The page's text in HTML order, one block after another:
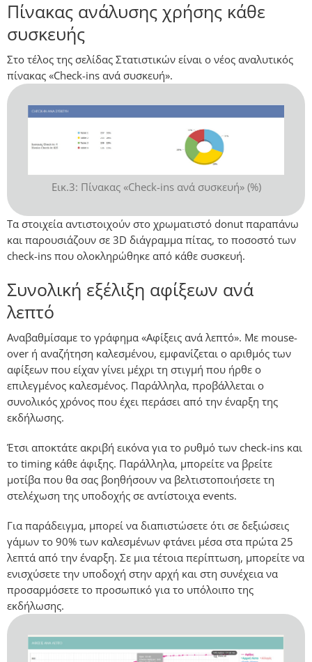
Πίνακας ανάλυσης χρήσης κάθε
συσκευής
Στο τέλος της σελίδας Στατιστικών είναι ο νέος αναλυτικός
πίνακας «Check-ins ανά συσκευή».
Εικ.3: Πίνακας «Check-ins ανά συσκευή» (%)
Τα στοιχεία αντιστοιχούν στο χρωματιστό donut παραπάνω
και παρουσιάζουν σε 3D διάγραμμα πίτας, το ποσοστό των
check-ins που ολοκληρώθηκε από κάθε συσκευή.
Συνολική εξέλιξη αφίξεων ανά
λεπτό
Αναβαθμίσαμε το γράφημα «Αφίξεις ανά λεπτό». Με mouse-
over ή αναζήτηση καλεσμένου, εμφανίζεται ο αριθμός των
αφίξεων που είχαν γίνει μέχρι τη στιγμή που ήρθε ο
επιλεγμένος καλεσμένος. Παράλληλα, προβάλλεται ο
συνολικός χρόνος που έχει περάσει από την έναρξη της
εκδήλωσης.
Έτσι αποκτάτε ακριβή εικόνα για το ρυθμό των check-ins και
το timing κάθε άφιξης. Παράλληλα, μπορείτε να βρείτε
μοτίβα που θα σας βοηθήσουν να βελτιστοποιήσετε τη
στελέχωση της υποδοχής σε αντίστοιχα events.
Για παράδειγμα, μπορεί να διαπιστώσετε ότι σε δεξιώσεις
γάμων το 90% των καλεσμένων φτάνει μέσα στα πρώτα 25
λεπτά από την έναρξη. Σε μια τέτοια περίπτωση, μπορείτε να
ενισχύσετε την υποδοχή στην αρχή και στη συνέχεια να
προσαρμόσετε το προσωπικό για το υπόλοιπο της
εκδήλωσης.